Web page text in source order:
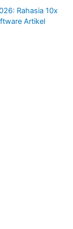
Rahasia 10x
Artikel